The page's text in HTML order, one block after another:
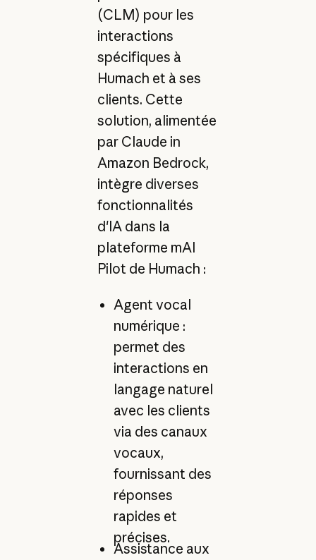
(CLM) pour les
interactions
spécifiques à
Humach et à ses
clients. Cette
solution, alimentée
par Claude in
Amazon Bedrock,
intègre diverses
fonctionnalités
d'IA dans la
plateforme mAI
Pilot de Humach :
Agent vocal
numérique :
permet des
interactions en
langage naturel
avec les clients
via des canaux
vocaux,
fournissant des
réponses
rapides et
précises.
Assistance aux